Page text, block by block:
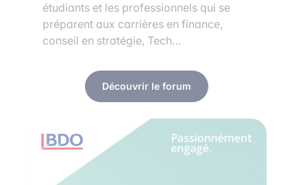
étudiants et les professionnels qui se
préparent aux carrières en finance,
conseil en stratégie, Tech…
Découvrir le forum